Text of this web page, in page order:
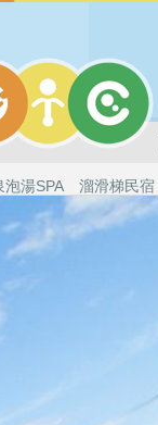
泡湯SPA 溜滑梯民宿